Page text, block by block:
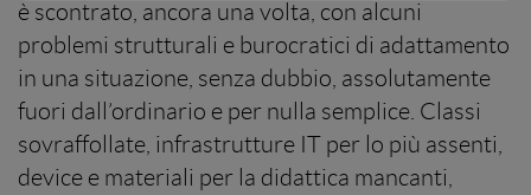
è scontrato, ancora una volta, con alcuni
problemi strutturali e burocratici di adattamento
in una situazione, senza dubbio, assolutamente
fuori dall’ordinario e per nulla semplice. Classi
sovraffollate, infrastrutture IT per lo più assenti,
device e materiali per la didattica mancanti,